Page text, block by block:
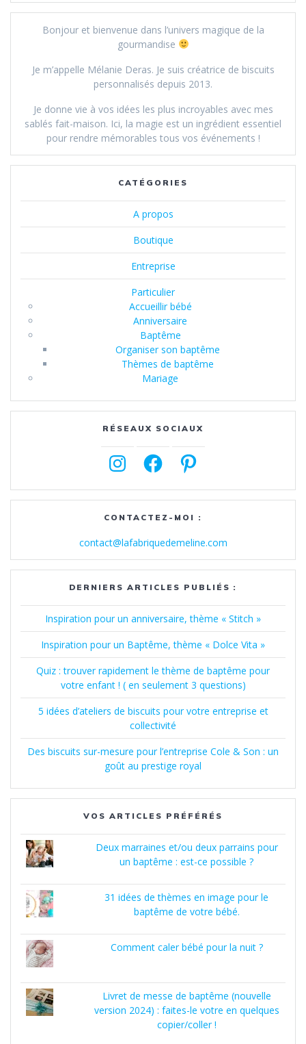
Bonjour et bienvenue dans l’univers magique de la
gourmandise
Je m’appelle Mélanie Deras. Je suis créatrice de biscuits
personnalisés depuis 2013.
Je donne vie à vos idées les plus incroyables avec mes
sablés fait-maison. Ici, la magie est un ingrédient essentiel
pour rendre mémorables tous vos événements !
CATÉGORIES
A propos
Boutique
Entreprise
Particulier
Accueillir bébé
Anniversaire
Baptême
Organiser son baptême
Thèmes de baptême
Mariage
RÉSEAUX SOCIAUX
InstagramFacebookPinterest
CONTACTEZ-MOI :
contact@lafabriquedemeline.com
DERNIERS ARTICLES PUBLIÉS :
Inspiration pour un anniversaire, thème « Stitch »
Inspiration pour un Baptême, thème « Dolce Vita »
Quiz : trouver rapidement le thème de baptême pour
votre enfant ! ( en seulement 3 questions)
5 idées d’ateliers de biscuits pour votre entreprise et
collectivité
Des biscuits sur-mesure pour l’entreprise Cole & Son : un
goût au prestige royal
VOS ARTICLES PRÉFÉRÉS
Deux marraines et/ou deux parrains pour
un baptême : est-ce possible ?
31 idées de thèmes en image pour le
baptême de votre bébé.
Comment caler bébé pour la nuit ?
Livret de messe de baptême (nouvelle
version 2024) : faites-le votre en quelques
copier/coller !